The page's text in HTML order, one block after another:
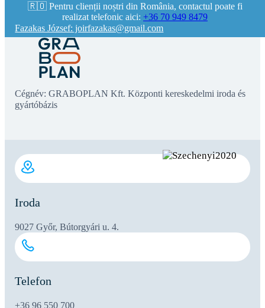
🇷🇴 Pentru clienții noștri din România, contactul poate fi
realizat telefonic aici: +36 70 949 8479
Fazakas József: joirfazakas@gmail.com
Cégnév: GRABOPLAN Kft. Központi kereskedelmi iroda és
gyártóbázis
Iroda
9027 Győr, Bútorgyári u. 4.
Telefon
+36 96 550 700